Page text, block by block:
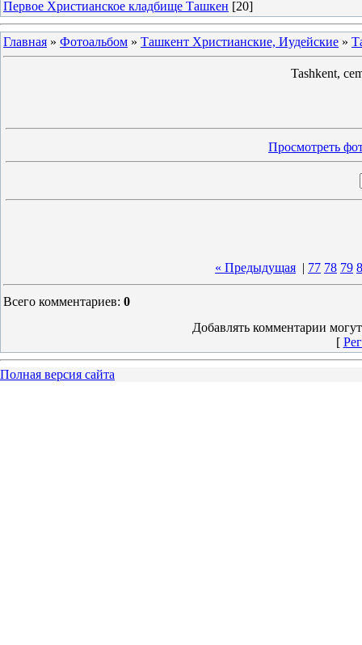
Первое Христианское кладбище Ташкен [20]
Главная » Фотоальбом » Ташкент Христианские, Иудейские »
Tashkent,
Просмотреть
« Предыдущая | 77 78 79
Всего комментариев: 0
Добавлять комментарии
[
Полная версия сайта